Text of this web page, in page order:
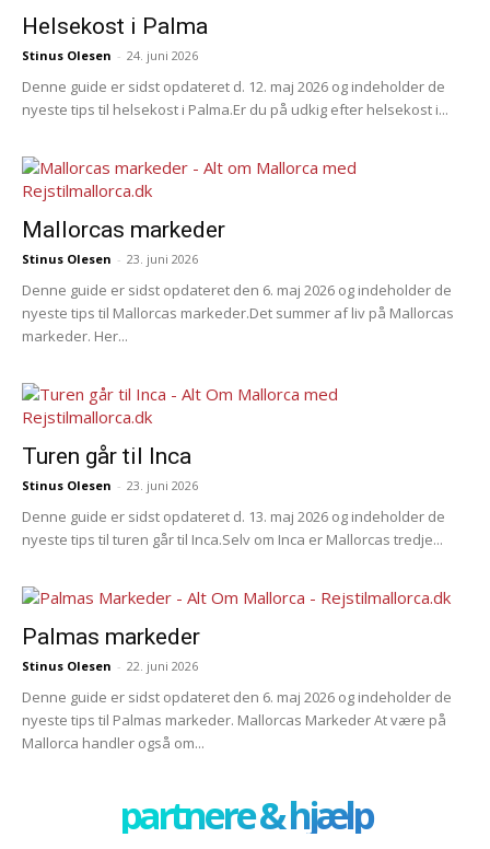
Helsekost i Palma
Stinus Olesen - 24. juni 2026
Denne guide er sidst opdateret d. 12. maj 2026 og indeholder de
nyeste tips til helsekost i Palma.Er du på udkig efter helsekost i...
Mallorcas markeder
Stinus Olesen - 23. juni 2026
Denne guide er sidst opdateret den 6. maj 2026 og indeholder de
nyeste tips til Mallorcas markeder.Det summer af liv på Mallorcas
markeder. Her...
Turen går til Inca
Stinus Olesen - 23. juni 2026
Denne guide er sidst opdateret d. 13. maj 2026 og indeholder de
nyeste tips til turen går til Inca.Selv om Inca er Mallorcas tredje...
Palmas markeder
Stinus Olesen - 22. juni 2026
Denne guide er sidst opdateret den 6. maj 2026 og indeholder de
nyeste tips til Palmas markeder. Mallorcas Markeder At være på
Mallorca handler også om...
partnere & hjælp